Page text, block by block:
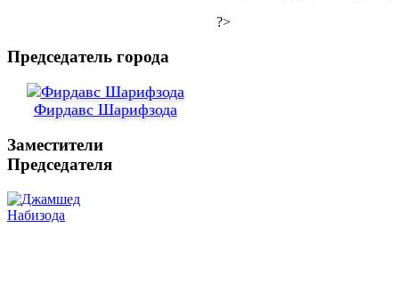
?>
Председатель города
Фирдавс Шарифзода
Заместители
Председателя